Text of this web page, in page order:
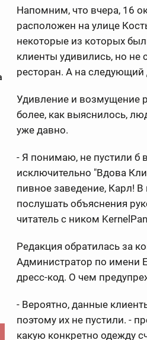
Напомним, что вчера, 16
расположен на улице
некоторые из которых
клиенты удивились, но не
ресторан. А на следующий
Удивление и возмущение
более, как выяснилось,
уже давно.
- Я понимаю, не пустили б
исключительно "Вдова
пивное заведение, Карл!
послушать объяснения
читатель с ником
Редакция обратилась за
Администратор по имени
дресс-код. О чем
- Вероятно, данные
поэтому их не пустили. -
какую конкретно одежду